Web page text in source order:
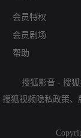
会员特权
会员剧场
帮助
搜狐影音 - 搜
搜狐视频隐私政策、